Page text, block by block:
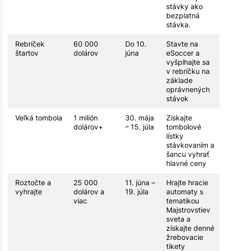
stávky ako
bezplatná
stávka.
Rebríček
štartov
60 000
dolárov
Do 10.
júna
Stavte na
eSoccer a
vyšplhajte sa
v rebríčku na
základe
oprávnených
stávok
Veľká tombola
1 milión
dolárov+
30. mája
– 15. júla
Získajte
tombolové
lístky
stávkovaním a
šancu vyhrať
hlavné ceny
Roztočte a
vyhrajte
25 000
dolárov a
viac
11. júna –
19. júla
Hrajte hracie
automaty s
tematikou
Majstrovstiev
sveta a
získajte denné
žrebovacie
tikety